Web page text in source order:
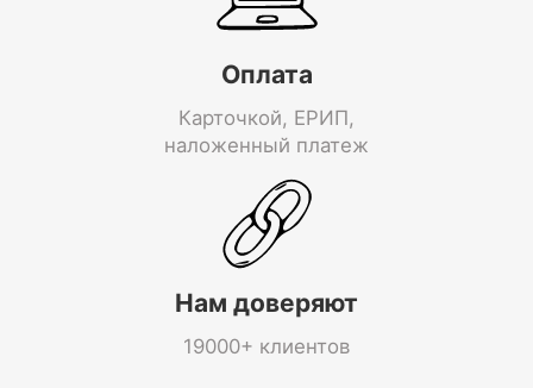
Оплата
Карточкой, ЕРИП,
наложенный платеж
Нам доверяют
19000+ клиентов